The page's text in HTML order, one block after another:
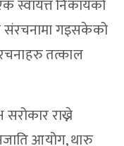
एक स्वायत्त निकायको
संरचनामा गइसकेको
तत्काल
राख्ने
आयोग, थारु